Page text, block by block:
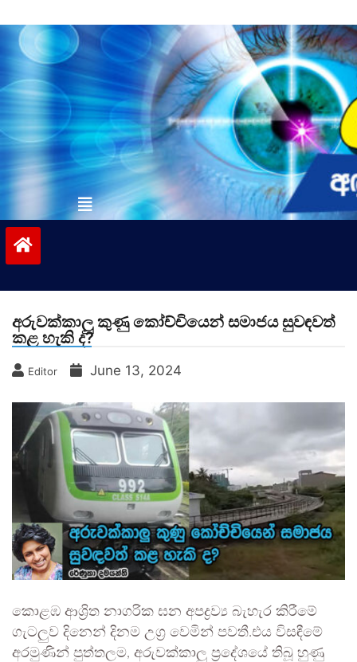
to
contentvinivida.lk
අරුවක්කාලු කුණු කෝච්චියෙන් සමාජය සුවඳවත්
කළ හැකි ද?
Editor June 13, 2024
කොළඹ ආශ්‍රිත නාගරික ඝන අපද්‍රව්‍ය බැහැර කිරීමේ
ගැටලුව දිනෙන් දිනම උග්‍ර වෙමින් පවතී.එය විසඳීමේ
අරමුණින් පුත්තලම, අරුවක්කාලු ප්‍රදේශයේ තිබූ හුණු